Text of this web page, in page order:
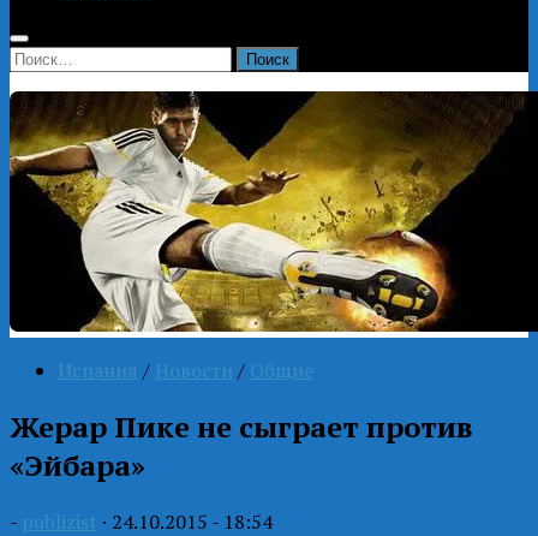
Найти:
Испания / Новости / Общие
Жерар Пике не сыграет против
«Эйбара»
- publizist · 24.10.2015 - 18:54